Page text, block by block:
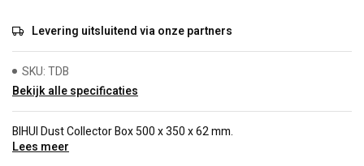
Levering uitsluitend via onze partners
SKU: TDB
Bekijk alle specificaties
BIHUI Dust Collector Box 500 x 350 x 62 mm.
Lees meer